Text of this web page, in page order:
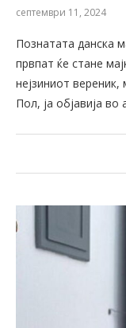
септември 11, 2024
Познатата данска
првпат ќе стане
нејзиниот вереник,
Пол, ја објавија во